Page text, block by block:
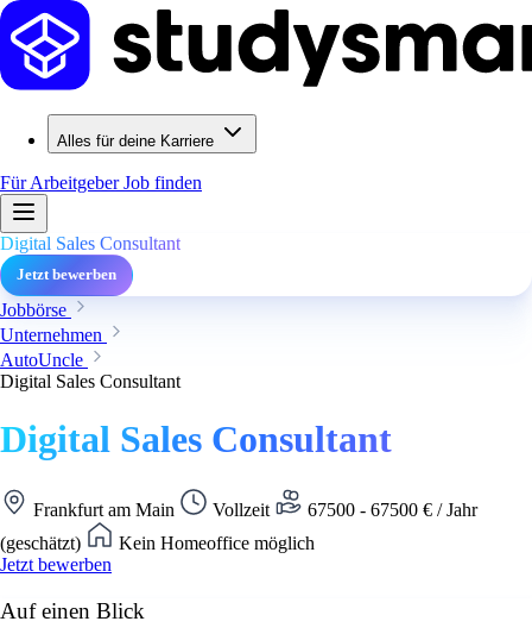
Alles für deine Karriere
Für ArbeitgeberJob finden
Digital Sales Consultant
Jetzt bewerben
Jobbörse
Unternehmen
AutoUncle
Digital Sales Consultant
Digital Sales Consultant
Frankfurt am Main Vollzeit
67500 - 67500 € / Jahr
(geschätzt)
Kein Homeoffice möglich
Jetzt bewerben
Auf einen Blick